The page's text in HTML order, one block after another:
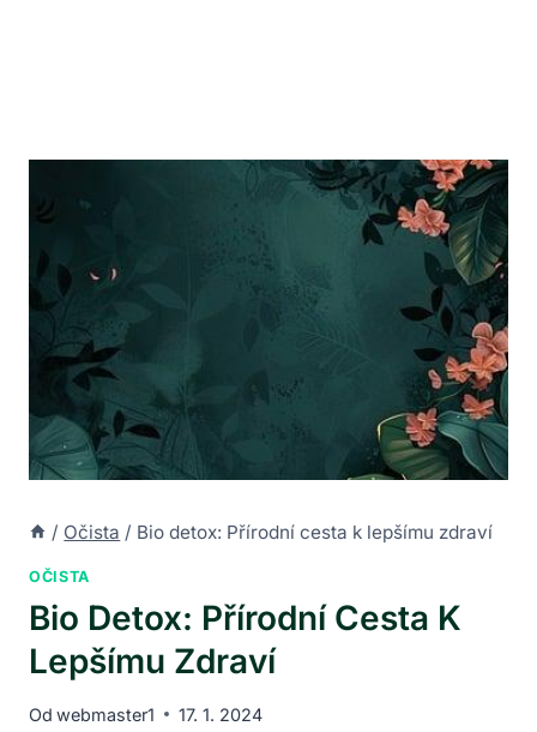
/ Očista / Bio detox: Přírodní cesta k lepšímu zdraví
OČISTA
Bio Detox: Přírodní Cesta K
Lepšímu Zdraví
Od webmaster1 17. 1. 2024